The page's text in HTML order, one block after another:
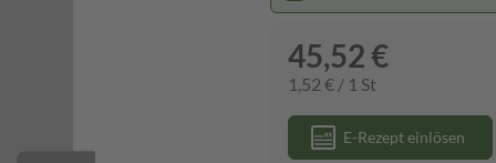
45,52 €
1,52 € / 1 St
E-Rezept einlösen